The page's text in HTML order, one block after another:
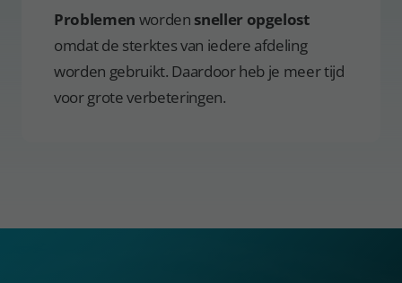
Problemen worden sneller opgelost
omdat de sterktes van iedere afdeling
worden gebruikt. Daardoor heb je meer tijd
voor grote verbeteringen.